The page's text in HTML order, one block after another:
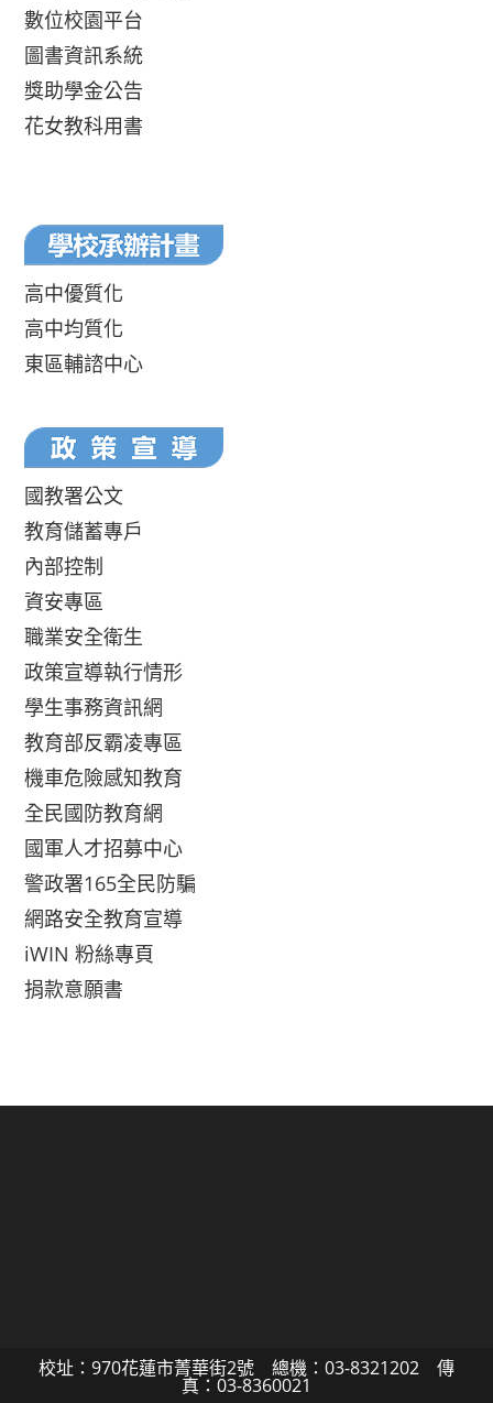
數位校園平台
圖書資訊系統
獎助學金公告
花女教科用書
高中優質化
高中均質化
東區輔諮中心
國教署公文
教育儲蓄專戶
內部控制
資安專區
職業安全衛生
政策宣導執行情形
學生事務資訊網
教育部反霸凌專區
機車危險感知教育
全民國防教育網
國軍人才招募中心
警政署165全民防騙
網路安全教育宣導
iWIN 粉絲專頁
捐款意願書
校址：970花蓮市菁華街2號 總機：03-8321202 傳
真：03-8360021